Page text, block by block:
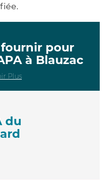
fournir pour
à Blauzac
Plus
du